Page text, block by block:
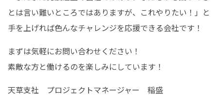
とは言い難いところではありますが、これやりたい！」と
手を上げれば色んなチャレンジを応援できる会社です！
まずは気軽にお問い合わせください！
素敵な方と働けるのを楽しみにしています！
天草支社　プロジェクトマネージャー　稲盛